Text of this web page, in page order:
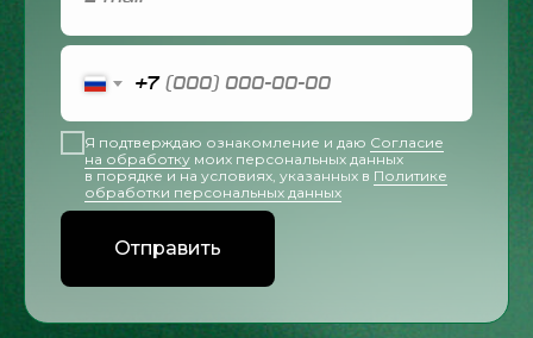
+7
Я подтверждаю ознакомление и даю Согласие
на обработку моих персональных данных
в порядке и на условиях, указанных в Политике
обработки персональных данных
Отправить